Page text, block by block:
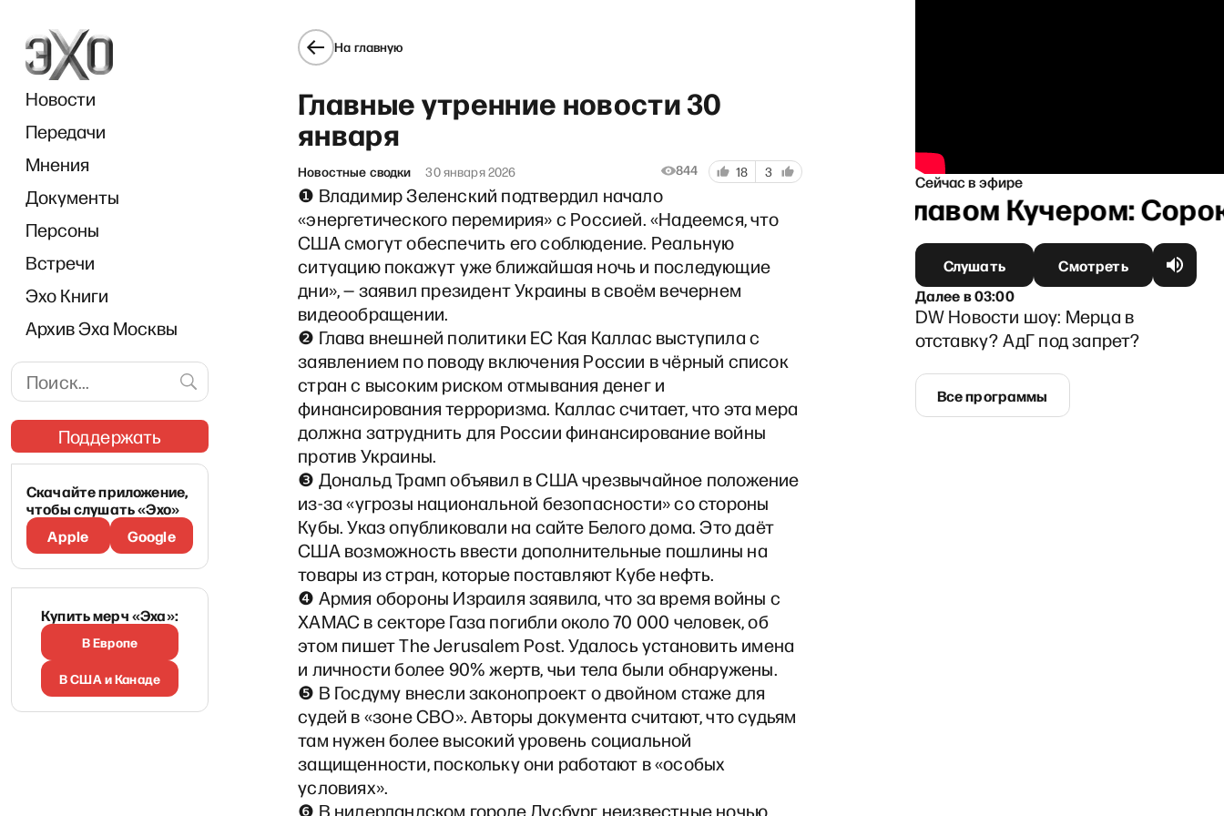
Новости
Передачи
Мнения
Документы
Персоны
Встречи
Эхо Книги
Архив Эха Москвы
Поддержать
Скачайте приложение,
чтобы слушать «Эхо»
Apple
Google
Купить мерч «Эха»:
В Европе
В США и Канаде
На главную
Главные утренние новости 30
января
Новостные сводки 30 января 2026 844 18 3
❶ Владимир Зеленский подтвердил начало
«энергетического перемирия» с Россией. «Надеемся, что
США смогут обеспечить его соблюдение. Реальную
ситуацию покажут уже ближайшая ночь и последующие
дни», — заявил президент Украины в своём вечернем
видеообращении.
❷ Глава внешней политики ЕС Кая Каллас выступила с
заявлением по поводу включения России в чёрный список
стран с высоким риском отмывания денег и
финансирования терроризма. Каллас считает, что эта мера
должна затруднить для России финансирование войны
против Украины.
❸ Дональд Трамп объявил в США чрезвычайное положение
из-за «угрозы национальной безопасности» со стороны
Кубы. Указ опубликовали на сайте Белого дома. Это даёт
США возможность ввести дополнительные пошлины на
товары из стран, которые поставляют Кубе нефть.
❹ Армия обороны Израиля заявила, что за время войны с
ХАМАС в секторе Газа погибли около 70 000 человек, об
этом пишет The Jerusalem Post. Удалось установить имена
и личности более 90% жертв, чьи тела были обнаружены.
❺ В Госдуму внесли законопроект о двойном стаже для
судей в «зоне СВО». Авторы документа считают, что судьям
там нужен более высокий уровень социальной
защищенности, поскольку они работают в «особых
условиях».
❻ В нидерландском городе Дусбург неизвестные ночью
Сейчас в эфире
«Хочу сказать. Ларина» со Станиславом Кучером:
Слушать
Смотреть
Далеев03:00
DW Новости шоу: Мерца в
отставку? АдГ под запрет?
Все программы